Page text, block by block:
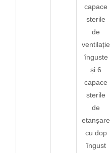
capace
sterile
de
ventilație
înguste
și 6
capace
sterile
de
etanșare
cu dop
îngust